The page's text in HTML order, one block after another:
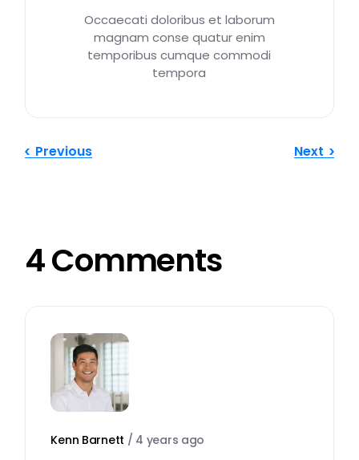
Occaecati doloribus et laborum
magnam conse quatur enim
temporibus cumque commodi
tempora
Previous Next
4 Comments
Kenn Barnett / 4 years ago